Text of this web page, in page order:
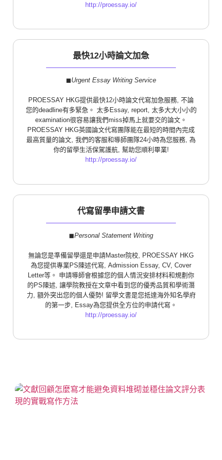
http://proessay.io/
最快12小時論文加急
◼︎Urgent Essay Writing Service
PROESSAY HKG提供最快12小時論文代寫加急服務, 不論
您的deadline有多緊急。 太多Essay, report, 太多大大小小的
examination很容易讓我們miss掉馬上就要交的論文。
PROESSAY HKG英國論文代寫團隊能在最短的時間內完成
最高質量的論文, 我們的客服和導師團隊24小時為您服務, 為
你的留學生活保駕護航, 幫助您順利畢業!
http://proessay.io/
代寫留學申請文書
◼︎Personal Statement Writing
無論您是準備留學還是申請Master院校, PROESSAY HKG
為您提供專業PS陳述代寫, Admission Essay, CV, Cover
Letter等。 申請導師會根據您的個人情況安排材料和規劃你
的PS陳述, 讓學院教授在文章中看到您的優秀品質和學術潛
力, 額外突出您的個人優勢! 留學文書是您抵達海外知名學府
的第一步, Essay為您提供全方位的申請代寫。
http://proessay.io/